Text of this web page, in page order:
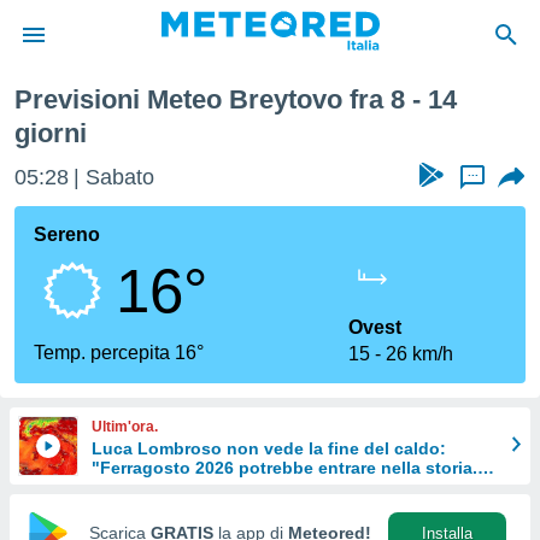
di
per
di
Web
le
Previsioni Meteo Breytovo fra 8 - 14
giorni
05:28 Sabato ...
Sereno
16°
Temp. percepita 16°
Ovest
15
26 km/h
Ultim'ora.
Luca Lombroso non vede la fine del caldo:
"Ferragosto 2026 potrebbe entrare nella storia.
Scarica GRATIS la app di Meteored! Installa